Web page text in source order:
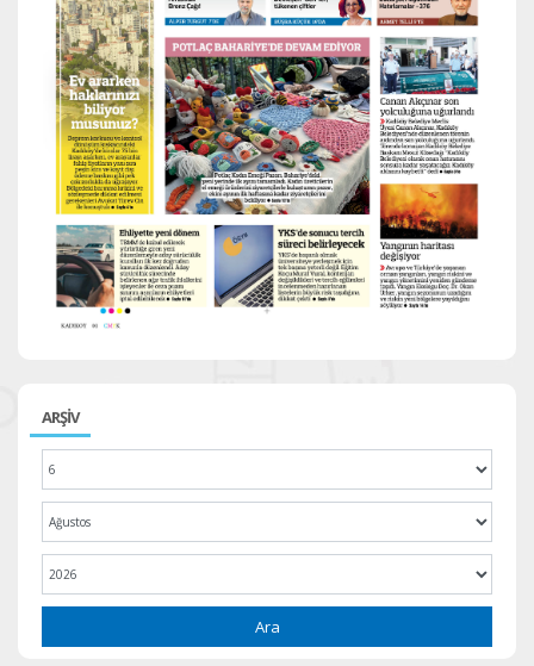
ARŞİV
Ara